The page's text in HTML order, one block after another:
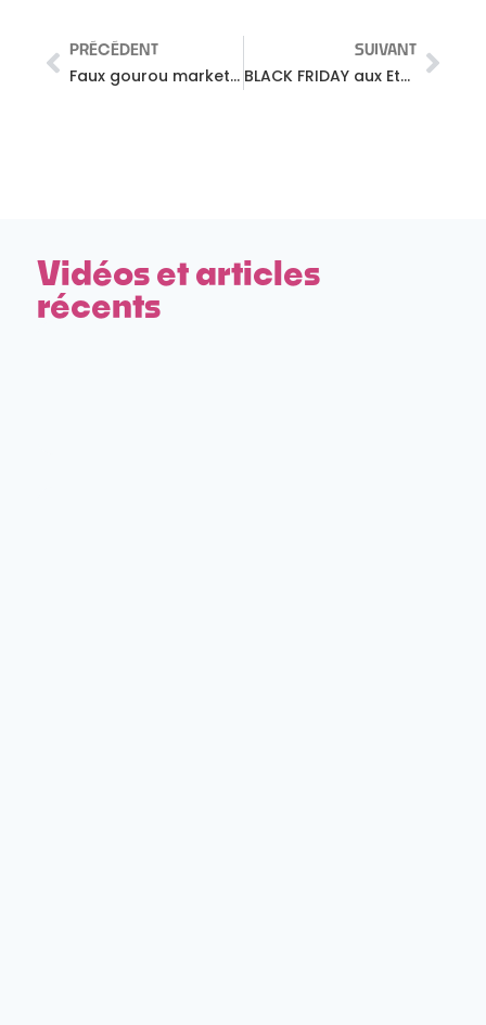
PRÉCÉDENT
Faux gourou marketing / Ep.01 – Profiskills de Nej Douma
SUIVANT
BLACK FRIDAY aux Etats-Unis – origines de la folie des soldes aux USA
Vidéos et articles
récents